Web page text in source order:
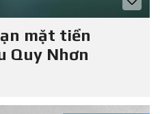
mặt tiền
Quy Nhơn